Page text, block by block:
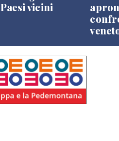
Paesi vicini